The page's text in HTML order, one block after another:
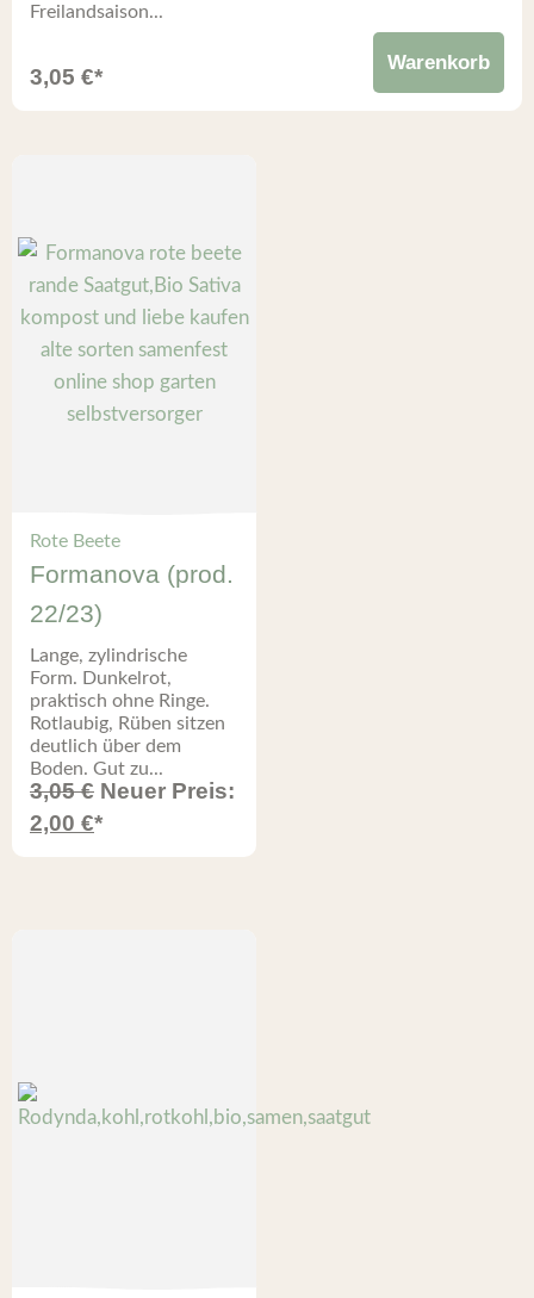
Freilandsaison...
3,05 €*
Warenkorb
Rote Beete
Formanova (prod.
22/23)
Lange, zylindrische
Form. Dunkelrot,
praktisch ohne Ringe.
Rotlaubig, Rüben sitzen
deutlich über dem
Boden. Gut zu...
3,05€ Neuer Preis:
2,00 €*